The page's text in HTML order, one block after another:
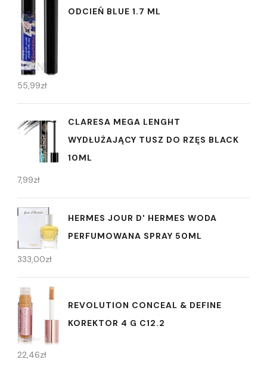
ODCIEŃ BLUE 1.7 ML
55,99zł
CLARESA MEGA LENGHT
WYDŁUŻAJĄCY TUSZ DO RZĘS BLACK
10ML
7,99zł
HERMES JOUR D' HERMES WODA
PERFUMOWANA SPRAY 50ML
333,00zł
REVOLUTION CONCEAL & DEFINE
KOREKTOR 4 G C12.2
22,46zł